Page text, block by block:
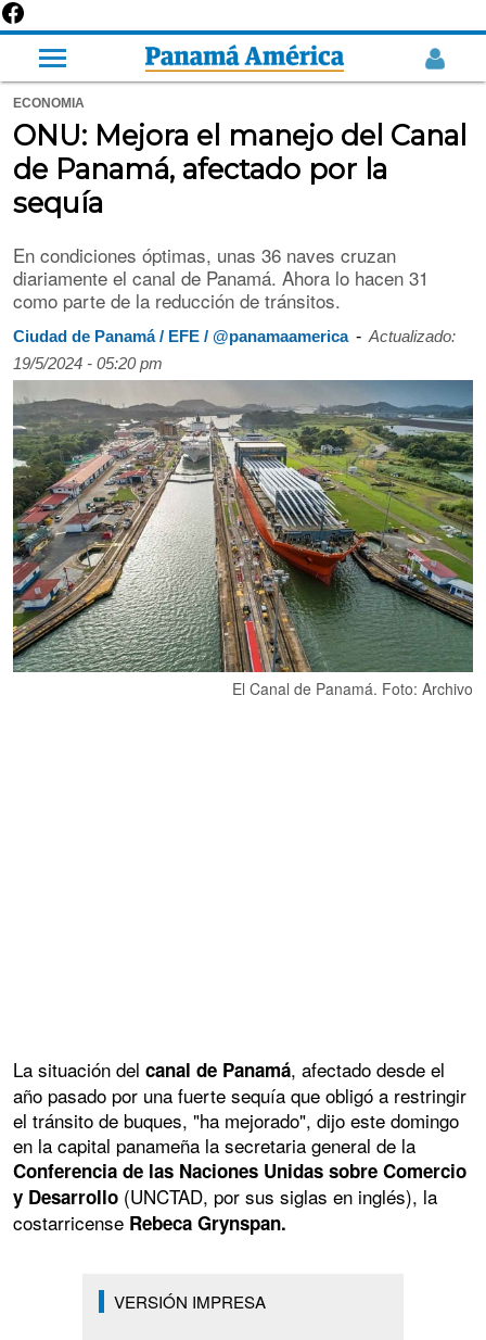
ECONOMIA
ONU: Mejora el manejo del Canal
de Panamá, afectado por la
sequía
En condiciones óptimas, unas 36 naves cruzan
diariamente el canal de Panamá. Ahora lo hacen 31
como parte de la reducción de tránsitos.
Ciudad de Panamá / EFE / @panamaamerica - Actualizado:
19/5/2024 - 05:20 pm
El Canal de Panamá. Foto: Archivo
La situación del canal de Panamá, afectado desde el
año pasado por una fuerte sequía que obligó a restringir
el tránsito de buques, "ha mejorado", dijo este domingo
en la capital panameña la secretaria general de la
Conferencia de las Naciones Unidas sobre Comercio
y Desarrollo (UNCTAD, por sus siglas en inglés), la
costarricense Rebeca Grynspan.
VERSIÓN IMPRESA